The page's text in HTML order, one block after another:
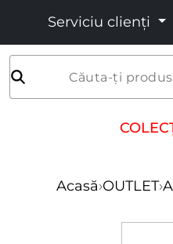
Serviciu clienți
Căuta-ți
Acasă›OUTLET›